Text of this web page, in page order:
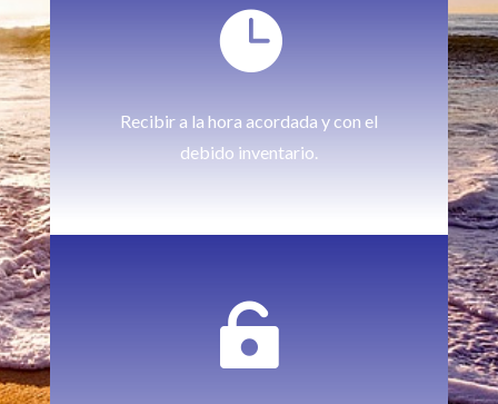

Recibir a la hora acordada y con el
debido inventario.
